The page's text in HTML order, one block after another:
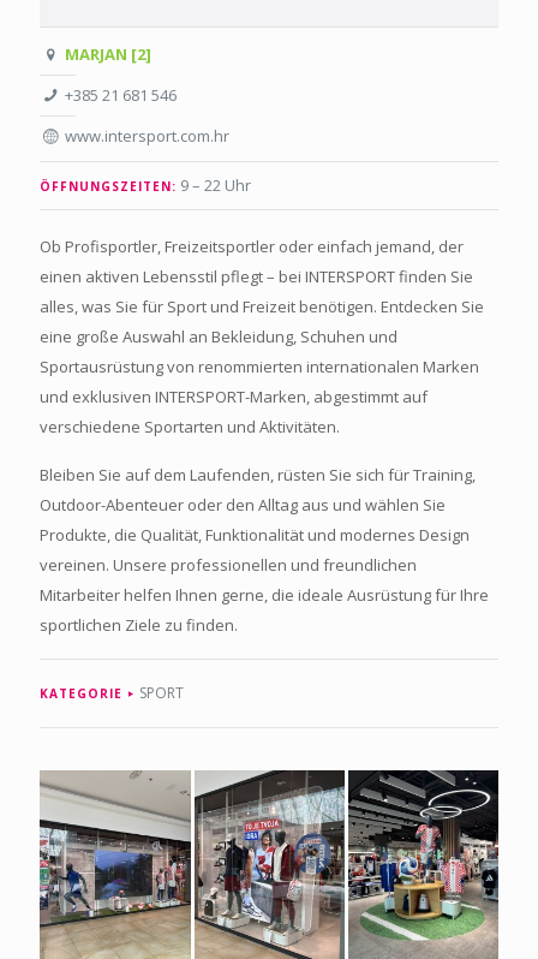
MARJAN [2]
+385 21 681 546
www.intersport.com.hr
ÖFFNUNGSZEITEN: 9 – 22 Uhr
Ob Profisportler, Freizeitsportler oder einfach jemand, der
einen aktiven Lebensstil pflegt – bei INTERSPORT finden Sie
alles, was Sie für Sport und Freizeit benötigen. Entdecken Sie
eine große Auswahl an Bekleidung, Schuhen und
Sportausrüstung von renommierten internationalen Marken
und exklusiven INTERSPORT-Marken, abgestimmt auf
verschiedene Sportarten und Aktivitäten.
Bleiben Sie auf dem Laufenden, rüsten Sie sich für Training,
Outdoor-Abenteuer oder den Alltag aus und wählen Sie
Produkte, die Qualität, Funktionalität und modernes Design
vereinen. Unsere professionellen und freundlichen
Mitarbeiter helfen Ihnen gerne, die ideale Ausrüstung für Ihre
sportlichen Ziele zu finden.
KATEGORIE SPORT